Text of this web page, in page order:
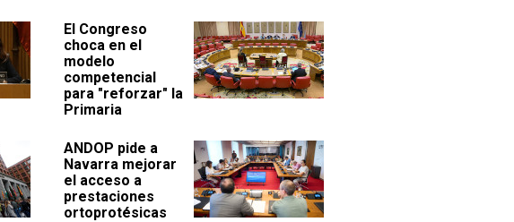
El Congreso
choca en el
modelo
competencial
para "reforzar" la
Primaria
ANDOP pide a
Navarra mejorar
el acceso a
prestaciones
ortoprotésicas